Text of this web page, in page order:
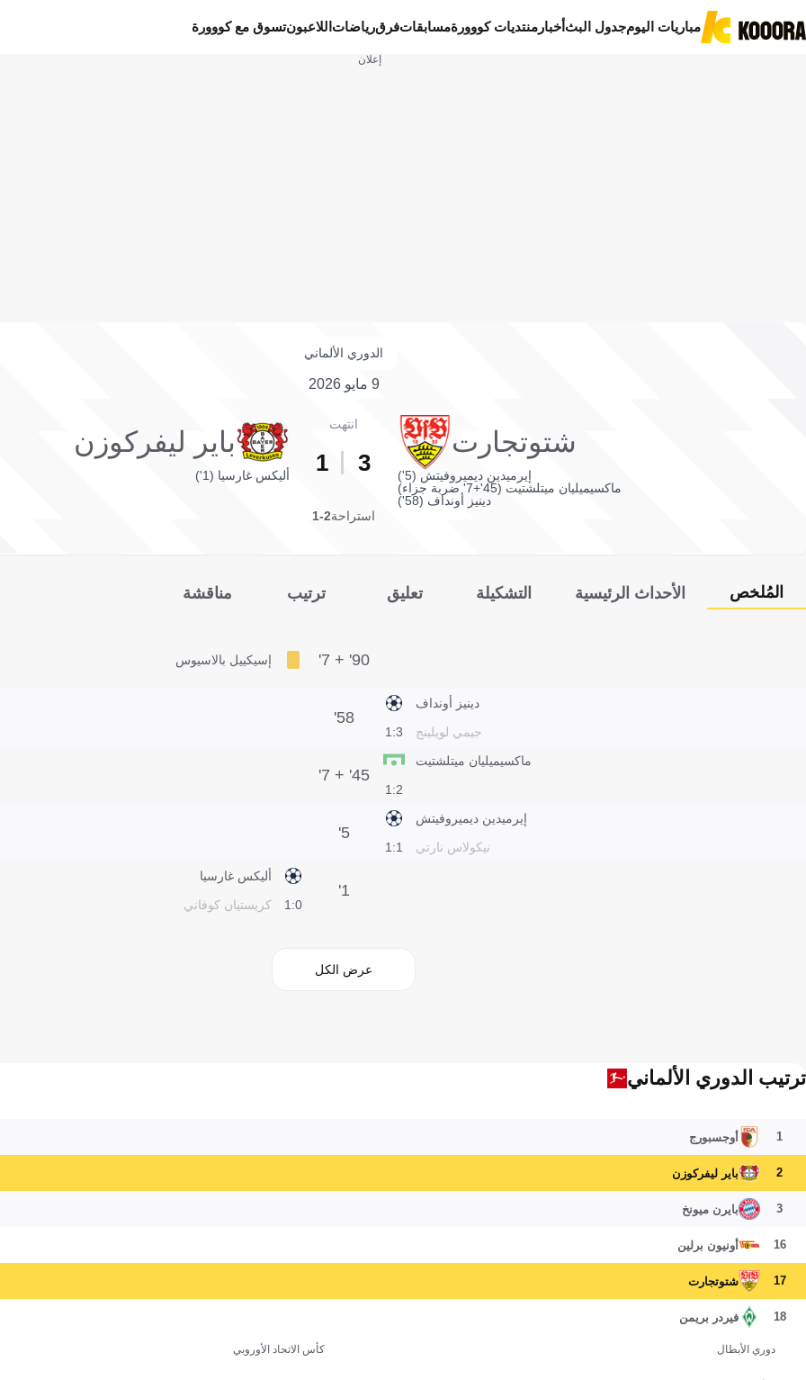
مباريات اليومجدول البثأخبار منتديات كووورةمسابقاتفرقرياضات اللاعبونتسوق مع كووورة
إعلان
الدوري الألماني
9 مايو 2026
شتوتجارت
إيرميدين ديميروفيتش (5')
ماكسيميليان ميتلشتيت (45'+7' ضربة جزاء)
دينيز أونداف (58')
انتهت
3
1
باير ليفركوزن
أليكس غارسيا (1')
استراحة2-1
المُلخص الأحداث الرئيسية التشكيلة تعليق ترتيب مناقشة
إسيكييل بالاسيوس 90' + 7'
3:1
دينيز أونداف
جيمي لويلينج
58'
2:1
ماكسيميليان ميتلشتيت
45' + 7'
1:1
إيرميدين ديميروفيتش
نيكولاس نارتي
5'
0:1
أليكس غارسيا
كريستيان كوفاني
1'
عرض الكل
ترتيب الدوري الألماني
1 أوجسبورج
2 باير ليفركوزن
3 بايرن ميونخ
16 أونيون برلين
17 شتوتجارت
18 فيردر بريمن
دوري الأبطال كأس الاتحاد الأوروبي